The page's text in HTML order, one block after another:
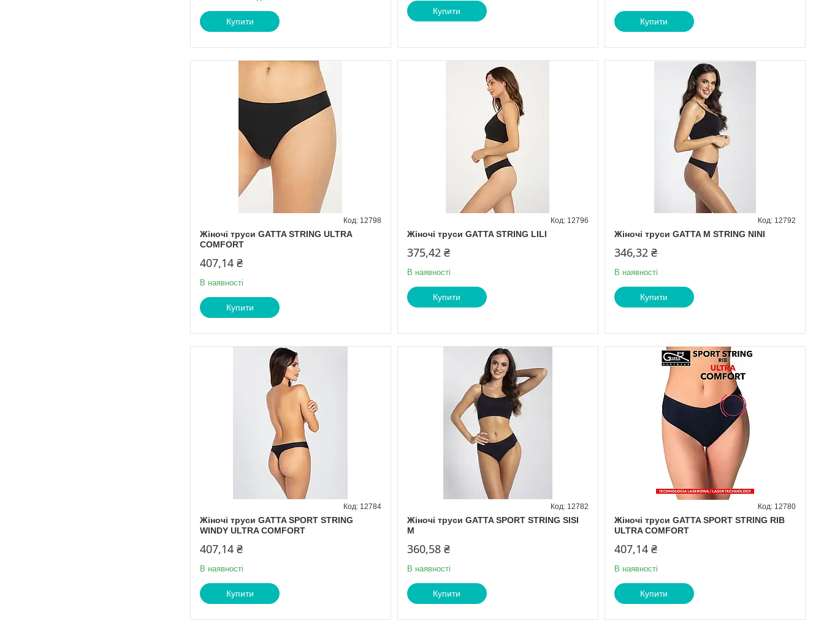
Купити
Купити
Купити
Жіночі труси GATTA STRING ULTRA
COMFORT
12798
407,14 ₴
В наявності
Купити
Жіночі труси GATTA STRING LILI
12796
375,42 ₴
В наявності
Купити
Жіночі труси GATTA M STRING NINI
12792
346,32 ₴
В наявності
Купити
Жіночі труси GATTA SPORT STRING
WINDY ULTRA COMFORT
12784
407,14 ₴
В наявності
Купити
Жіночі труси GATTA SPORT STRING SISI
M
12782
360,58 ₴
В наявності
Купити
Жіночі труси GATTA SPORT STRING RIB
ULTRA COMFORT
12780
407,14 ₴
В наявності
Купити